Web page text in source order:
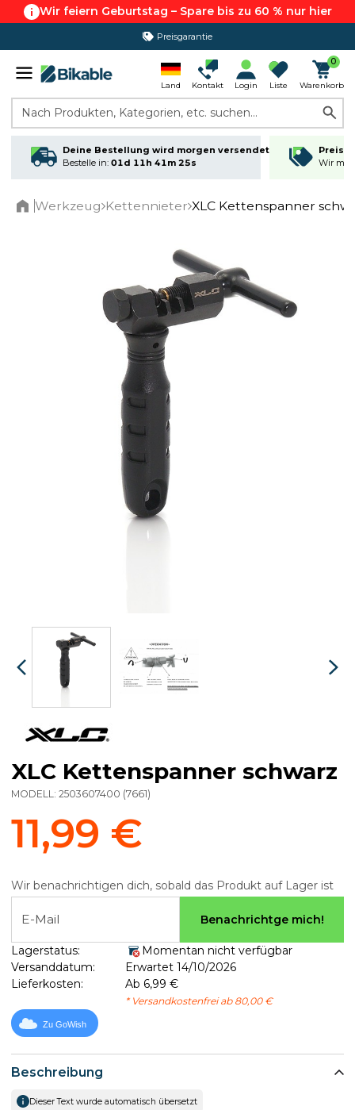
Wir feiern Geburtstag – Spare bis zu 60 % nur hier
Preisgarantie
Land Kontakt Login Liste
0
Warenkorb
Nach Produkten, Kategorien, etc. suchen...
Deine Bestellung wird morgen versendet
Bestelle in: 01d 11h 41m 25s
Wir
Werkzeug Kettennieter XLC Kettenspanner
Beschreibung
Dieser Text wurde automatisch übersetzt
XLC Kettenspanner schwarz
MODELL: 2503607400 (7661)
11,99 €
Wir benachrichtigen dich, sobald das Produkt auf Lager ist
E-Mail Benachrichtge mich!
Lagerstatus:
Momentan nicht verfügbar
Versanddatum:
Erwartet 14/10/2026
Lieferkosten:
Ab 6,99 €
* Versandkostenfrei ab 80,00 €
Zu GoWish